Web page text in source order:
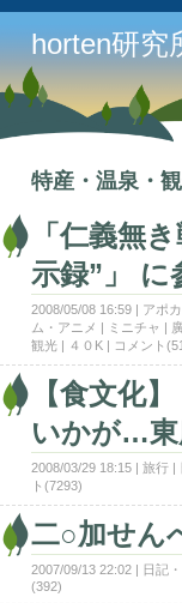
horten研究
特産・温泉・
「仁義無
示録”」 に
2008/05/08 16:59 アポ
ム・アニメ
ミニチャ
観光
４０K コメント
【食文化
いかが…東
2008/03/29 18:15 旅行
ト(7293)
二○加せん
2007/09/13 22:02 日記
(392)